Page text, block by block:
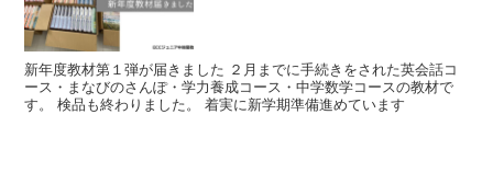
新年度教材第１弾が届きました ２月までに手続きをされた英会話コ
ース・まなびのさんぽ・学力養成コース・中学数学コースの教材で
す。 検品も終わりました。 着実に新学期準備進めています